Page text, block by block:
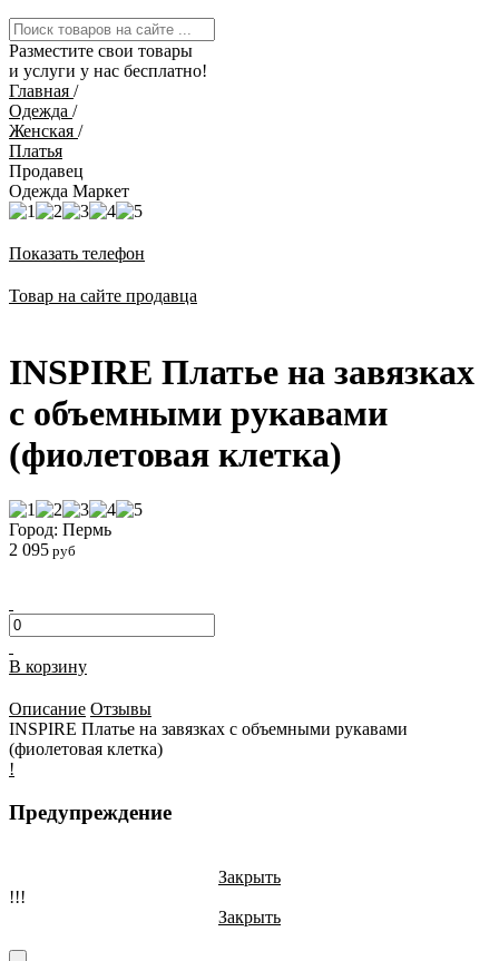
Разместите свои товары
и услуги у нас бесплатно!
Главная /
Одежда /
Женская /
Платья
Продавец
Одежда Маркет
Показать телефон
Товар на сайте продавца
INSPIRE Платье на завязках
с объемными рукавами
(фиолетовая клетка)
Город: Пермь
2 095 руб
В корзину
Описание Отзывы
INSPIRE Платье на завязках с объемными рукавами
(фиолетовая клетка)
!
Предупреждение
Закрыть
!!!
Закрыть